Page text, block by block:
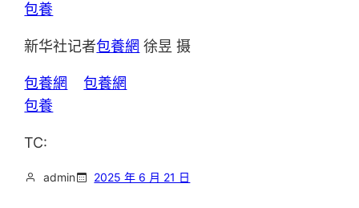
包養
新华社记者包養網 徐昱 摄
包養網
包養網
包養
TC:
admin 2025 年 6 月 21 日